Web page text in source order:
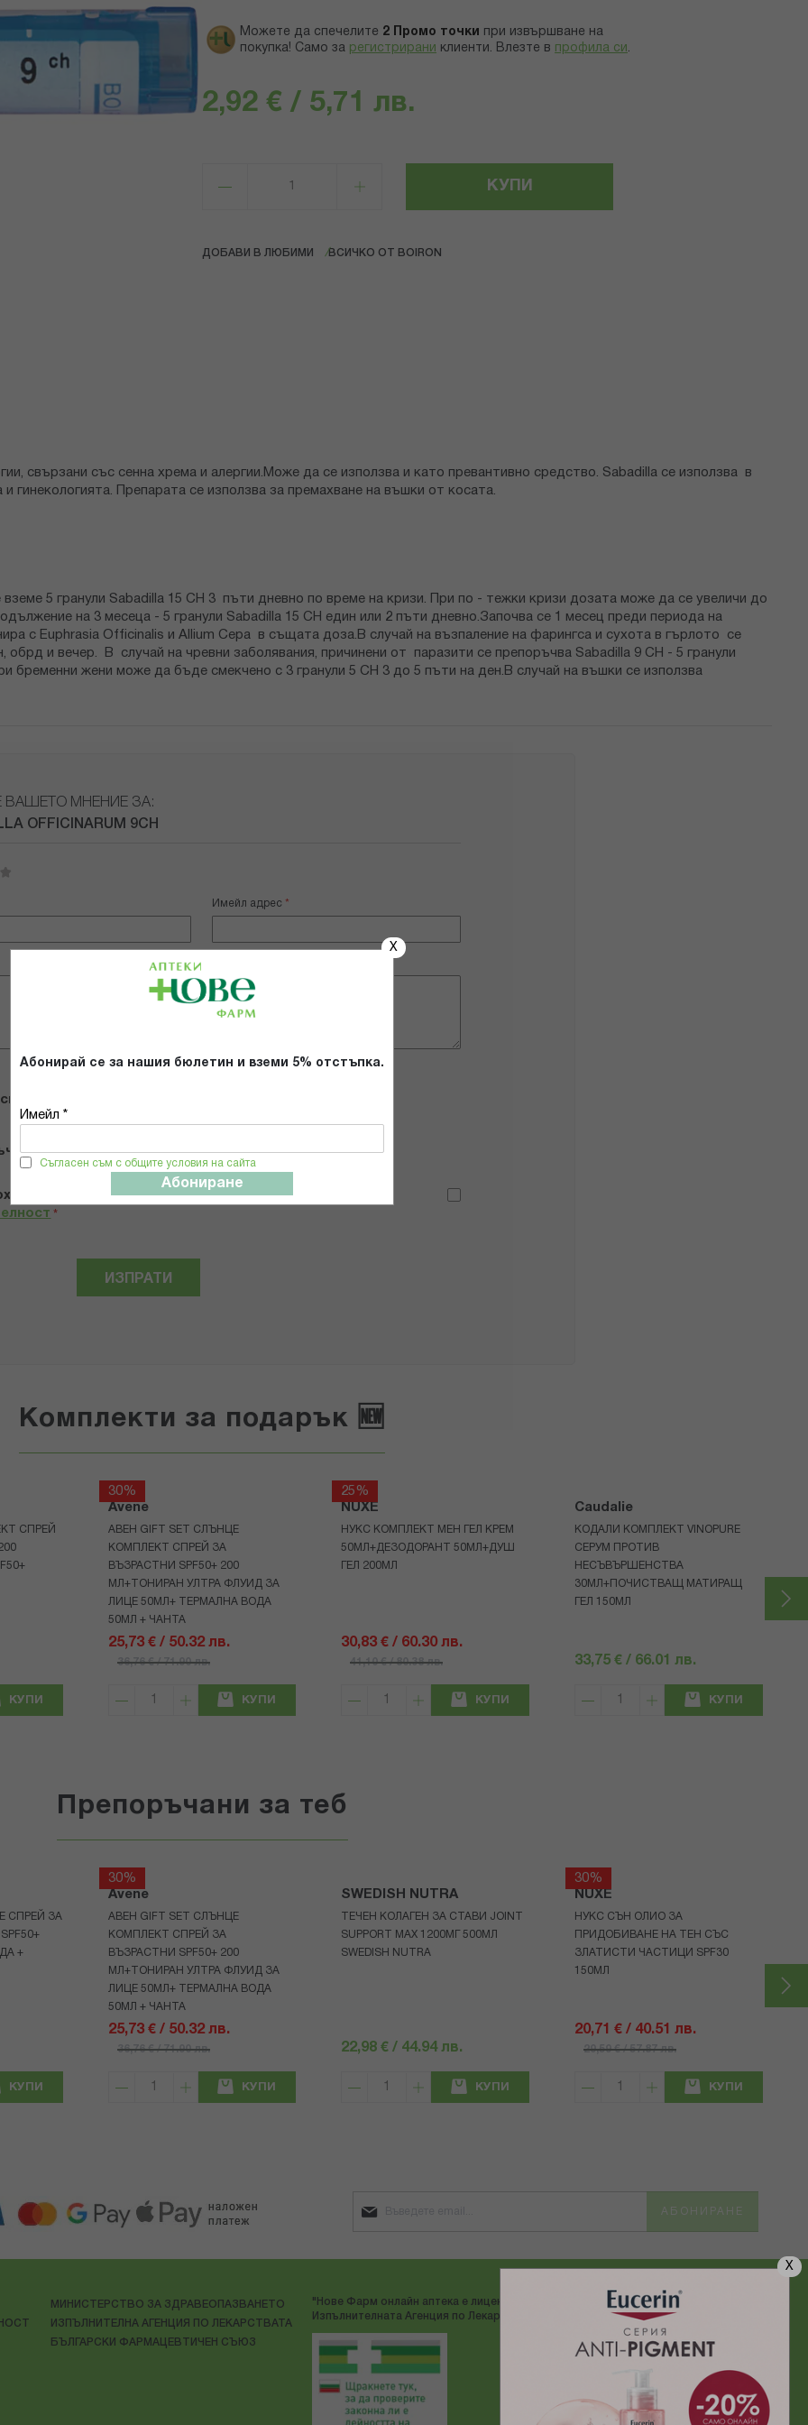
X
X
Абонирай се за нашия бюлетин и вземи 5% отстъпка.
Имейл *
Съгласен съм с общите условия на сайта
Абониране
Можете да спечелите 2 Промо точки
при извършване на
покупка! Само за регистрирани клиенти. Влезте в профила си .
2,92 € / 5,71 лв.
КУПИ
ДОБАВИ В ЛЮБИМИ ВСИЧКО ОТ BOIRON
свързани със сенна хрема и алергии.Може да се използва и като превантивно средство. Sabadilla се използва в
гинекологията. Препарата се използва за премахване на въшки от косата.
5 гранули Sabadilla 15 CH 3 пъти дневно по време на кризи. При по - тежки кризи дозата може да се увеличи до
на 3 месеца - 5 гранули Sabadilla 15 CH eдин или 2 пъти дневно.Започва се 1 месец преди периода на
с Euphrasia Officinalis и Allium Cepa в същата доза.В случай на възпаление на фарингса и сухота в гърлото се
обрд и вечер. В случай на чревни заболявания, причинени от паразити се препоръчва Sabadilla 9 CH - 5 гранули
бременни жени може да бъде смекчено с 3 гранули 5 CH 3 до 5 пъти на ден.В случай на въшки се използва
ВАШЕТО МНЕНИЕ ЗА:
OFFICINARUM 9CH
Имейл адрес
продукта
и се съгласявам сОбщите условия и политиката за
*
ИЗПРАТИ
Комплекти за подарък 🆕
СПРЕЙ
КУПИ
30%
Avene
АВЕН GIFT SET СЛЪНЦЕ
КОМПЛЕКТ СПРЕЙ ЗА
ВЪЗРАСТНИ SPF50+ 200
МЛ+ТОНИРАН УЛТРА ФЛУИД ЗА
ЛИЦЕ 50МЛ+ ТЕРМАЛНА ВОДА
50МЛ + ЧАНТА
25,73 € / 50.32 лв.
36,76 € / 71.90 лв.
КУПИ
25%
NUXE
НУКС КОМПЛЕКТ МЕН ГЕЛ КРЕМ
50МЛ+ДЕЗОДОРАНТ 50МЛ+ДУШ
ГЕЛ 200МЛ
30,83 € / 60.30 лв.
41,10 € / 80.38 лв.
КУПИ
Caudalie
КОДАЛИ КОМПЛЕКТ VINOPURE
СЕРУМ ПРОТИВ
НЕСЪВЪРШЕНСТВА
30МЛ+ПОЧИСТВАЩ МАТИРАЩ
ГЕЛ 150МЛ
33,75 € / 66.01 лв.
КУПИ
Препоръчани за теб
СПРЕЙ ЗА
+
КУПИ
30%
Avene
АВЕН GIFT SET СЛЪНЦЕ
КОМПЛЕКТ СПРЕЙ ЗА
ВЪЗРАСТНИ SPF50+ 200
МЛ+ТОНИРАН УЛТРА ФЛУИД ЗА
ЛИЦЕ 50МЛ+ ТЕРМАЛНА ВОДА
50МЛ + ЧАНТА
25,73 € / 50.32 лв.
36,76 € / 71.90 лв.
КУПИ
SWEDISH NUTRA
ТЕЧЕН КОЛАГЕН ЗА СТАВИ JOINT
SUPPORT MAX 1200МГ 500МЛ
SWEDISH NUTRA
22,98 € / 44.94 лв.
КУПИ
30%
NUXE
НУКС СЪН ОЛИО ЗА
ПРИДОБИВАНЕ НА ТЕН СЪС
ЗЛАТИСТИ ЧАСТИЦИ SPF30
150МЛ
20,71 € / 40.51 лв.
29,59 € / 57.87 лв.
КУПИ
АБОНИРАНЕ
МИНИСТЕРСТВО ЗА ЗДРАВЕОПАЗВАНЕТО
ИЗПЪЛНИТЕЛНА АГЕНЦИЯ ПО ЛЕКАРСТВАТА
БЪЛГАРСКИ ФАРМАЦЕВТИЧЕН СЪЮЗ
"Нове Фарм онлайн аптека е лицензирана от
Изпълнителната Агенция по Лекарствата"
ДОСТАВЯМЕ С: